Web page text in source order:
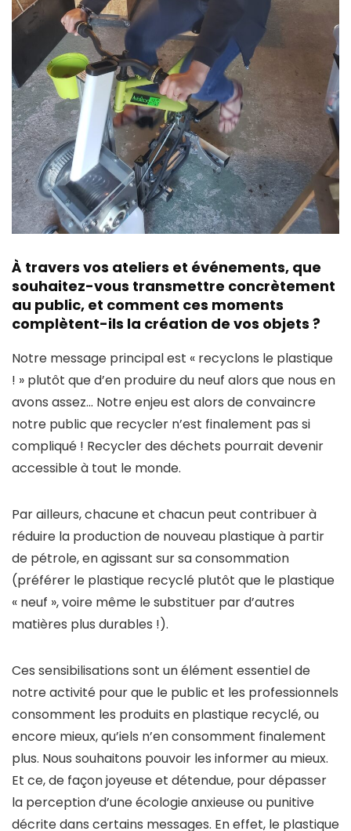
À travers vos ateliers et événements, que
souhaitez-vous transmettre concrètement
au public, et comment ces moments
complètent-ils la création de vos objets ?
Notre message principal est « recyclons le plastique
! » plutôt que d’en produire du neuf alors que nous en
avons assez… Notre enjeu est alors de convaincre
notre public que recycler n’est finalement pas si
compliqué ! Recycler des déchets pourrait devenir
accessible à tout le monde.
Par ailleurs, chacune et chacun peut contribuer à
réduire la production de nouveau plastique à partir
de pétrole, en agissant sur sa consommation
(préférer le plastique recyclé plutôt que le plastique
« neuf », voire même le substituer par d’autres
matières plus durables !).
Ces sensibilisations sont un élément essentiel de
notre activité pour que le public et les professionnels
consomment les produits en plastique recyclé, ou
encore mieux, qu’iels n’en consomment finalement
plus. Nous souhaitons pouvoir les informer au mieux.
Et ce, de façon joyeuse et détendue, pour dépasser
la perception d’une écologie anxieuse ou punitive
décrite dans certains messages. En effet, le plastique